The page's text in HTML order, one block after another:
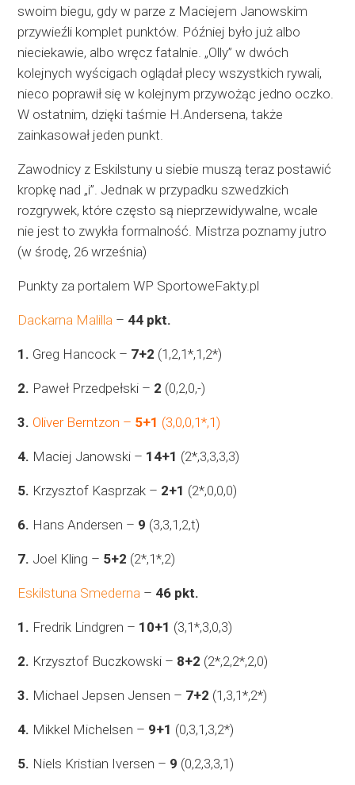
swoim biegu, gdy w parze z Maciejem Janowskim
przywieźli komplet punktów. Później było już albo
nieciekawie, albo wręcz fatalnie. „Olly” w dwóch
kolejnych wyścigach oglądał plecy wszystkich rywali,
nieco poprawił się w kolejnym przywożąc jedno oczko.
W ostatnim, dzięki taśmie H.Andersena, także
zainkasował jeden punkt.
Zawodnicy z Eskilstuny u siebie muszą teraz postawić
kropkę nad „i”. Jednak w przypadku szwedzkich
rozgrywek, które często są nieprzewidywalne, wcale
nie jest to zwykła formalność. Mistrza poznamy jutro
(w środę, 26 września)
Punkty za portalem WP SportoweFakty.pl
Dackarna Malilla – 44 pkt.
1. Greg Hancock – 7+2 (1,2,1*,1,2*)
2. Paweł Przedpełski – 2 (0,2,0,-)
3. Oliver Berntzon – 5+1 (3,0,0,1*,1)
4. Maciej Janowski – 14+1 (2*,3,3,3,3)
5. Krzysztof Kasprzak – 2+1 (2*,0,0,0)
6. Hans Andersen – 9 (3,3,1,2,t)
7. Joel Kling – 5+2 (2*,1*,2)
Eskilstuna Smederna – 46 pkt.
1. Fredrik Lindgren – 10+1 (3,1*,3,0,3)
2. Krzysztof Buczkowski – 8+2 (2*,2,2*,2,0)
3. Michael Jepsen Jensen – 7+2 (1,3,1*,2*)
4. Mikkel Michelsen – 9+1 (0,3,1,3,2*)
5. Niels Kristian Iversen – 9 (0,2,3,3,1)